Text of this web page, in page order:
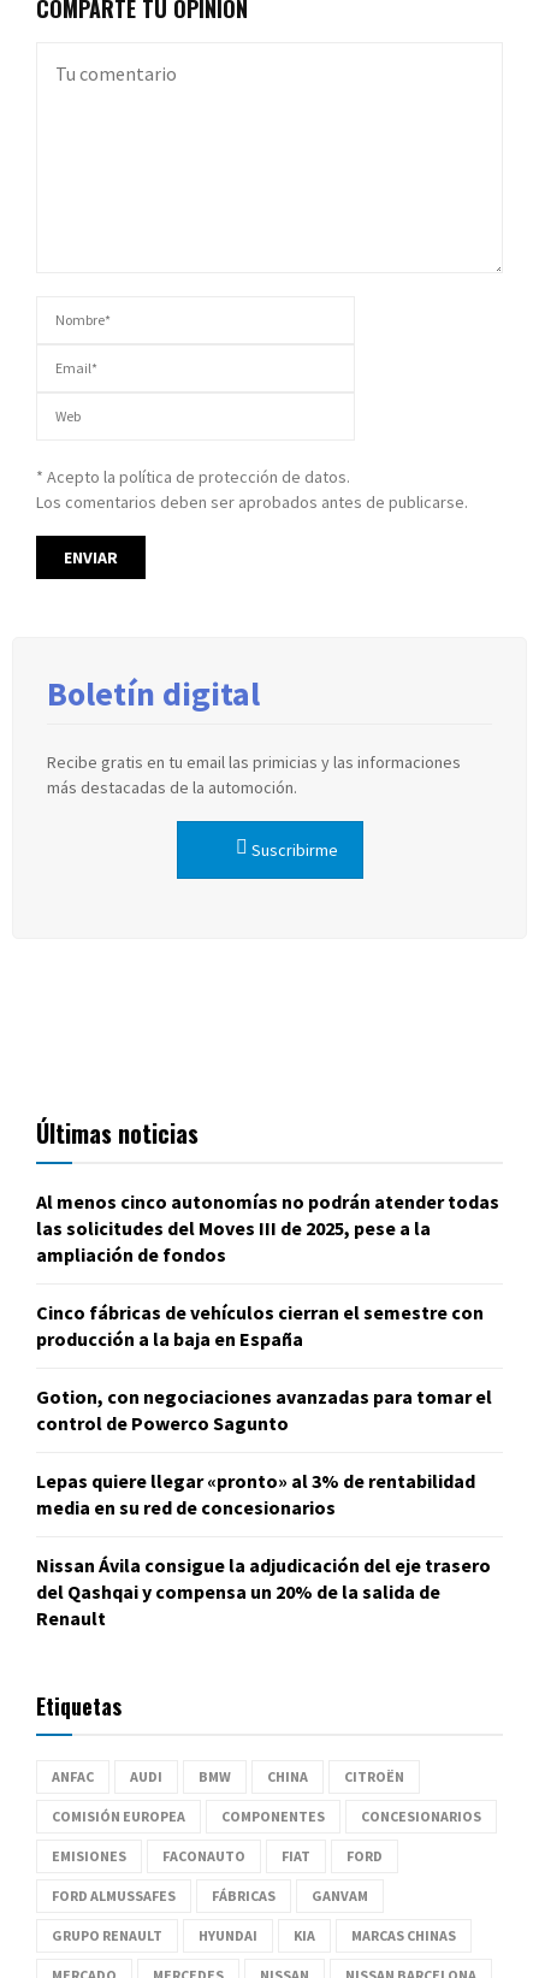
COMPARTE TU OPINIÓN
* Acepto la política de protección de datos.
Los comentarios deben ser aprobados antes de publicarse.
Boletín digital
Recibe gratis en tu email las primicias y las informaciones
más destacadas de la automoción.
Suscribirme
Últimas noticias
Al menos cinco autonomías no podrán atender todas
las solicitudes del Moves III de 2025, pese a la
ampliación de fondos
Cinco fábricas de vehículos cierran el semestre con
producción a la baja en España
Gotion, con negociaciones avanzadas para tomar el
control de Powerco Sagunto
Lepas quiere llegar «pronto» al 3% de rentabilidad
media en su red de concesionarios
Nissan Ávila consigue la adjudicación del eje trasero
del Qashqai y compensa un 20% de la salida de
Renault
Etiquetas
ANFAC AUDI BMW CHINA CITROËN
COMISIÓN EUROPEA COMPONENTES CONCESIONARIOS
EMISIONES FACONAUTO FIAT FORD
FORD ALMUSSAFES FÁBRICAS GANVAM
GRUPO RENAULT HYUNDAI KIA MARCAS CHINAS